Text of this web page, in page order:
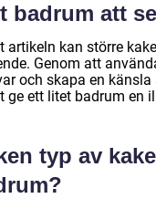
badrum att
artikeln kan större
Genom att
och skapa en
ge ett litet badrum en
typ av